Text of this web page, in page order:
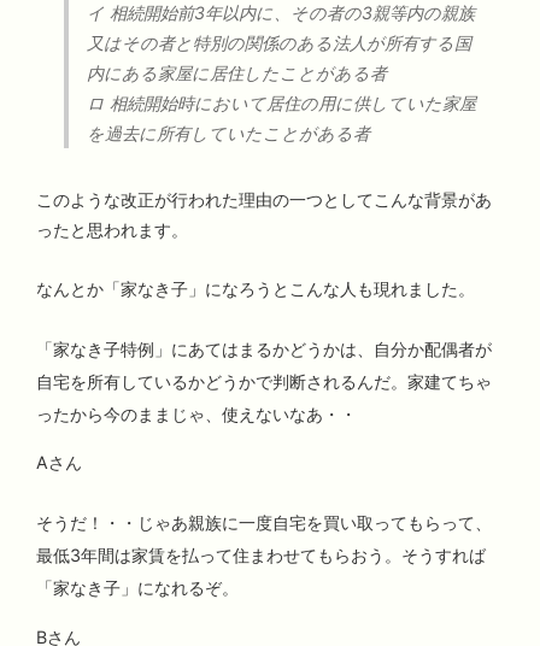
イ 相続開始前3年以内に、その者の3親等内の親族
又はその者と特別の関係のある法人が所有する国
内にある家屋に居住したことがある者
ロ 相続開始時において居住の用に供していた家屋
を過去に所有していたことがある者
このような改正が行われた理由の一つとしてこんな背景があ
ったと思われます。
なんとか「家なき子」になろうとこんな人も現れました。
「家なき子特例」にあてはまるかどうかは、自分か配偶者が
自宅を所有しているかどうかで判断されるんだ。家建てちゃ
ったから今のままじゃ、使えないなあ・・
Aさん
そうだ！・・じゃあ親族に一度自宅を買い取ってもらって、
最低3年間は家賃を払って住まわせてもらおう。そうすれば
「家なき子」になれるぞ。
Bさん